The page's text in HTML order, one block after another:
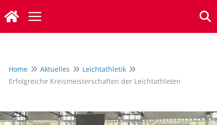
Inhalt
springen
Home Aktuelles
Leichtathletik
Erfolgreiche Kreismeisterschaften der Leichtathleten